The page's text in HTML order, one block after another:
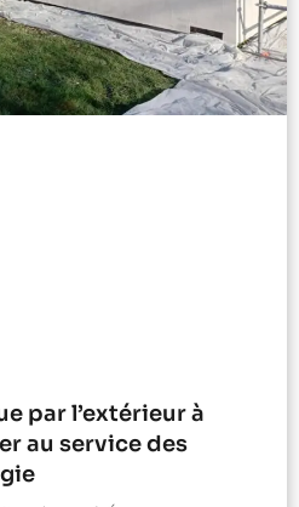
par l’extérieur à
au service des